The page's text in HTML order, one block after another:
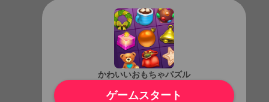
かわいいおもちゃパズル
ゲームスタート